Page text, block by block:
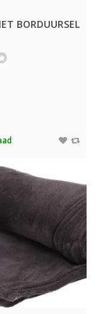
BORDUURSEL